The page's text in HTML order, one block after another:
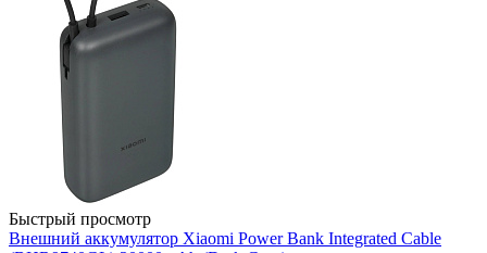
Быстрый просмотр
Внешний аккумулятор Xiaomi Power Bank Integrated Cable